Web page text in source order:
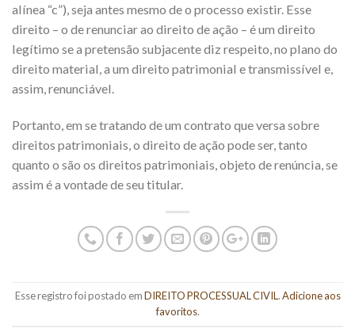
alínea “c”), seja antes mesmo de o processo existir. Esse
direito – o de renunciar ao direito de ação – é um direito
legítimo se a pretensão subjacente diz respeito, no plano do
direito material, a um direito patrimonial e transmissível e,
assim, renunciável.
Portanto, em se tratando de um contrato que versa sobre
direitos patrimoniais, o direito de ação pode ser, tanto
quanto o são os direitos patrimoniais, objeto de renúncia, se
assim é a vontade de seu titular.
Esse registro foi postado emDIREITO PROCESSUAL CIVIL.Adicione aos
favoritos.